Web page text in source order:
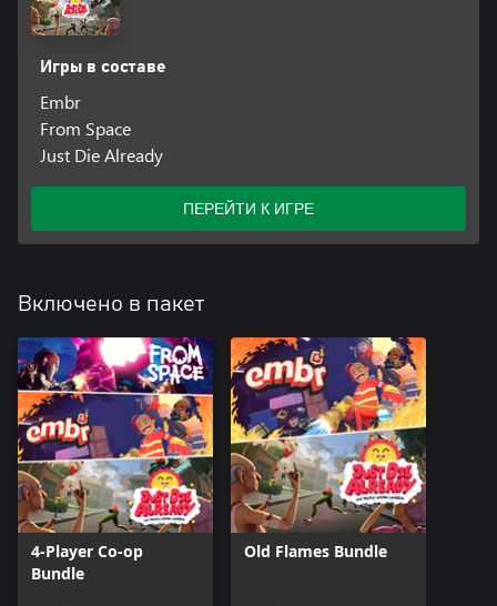
Игры в составе
Embr
From Space
Just Die Already
ПЕРЕЙТИ К ИГРЕ
Включено в пакет
4-Player Co-op
Bundle
Old Flames Bundle